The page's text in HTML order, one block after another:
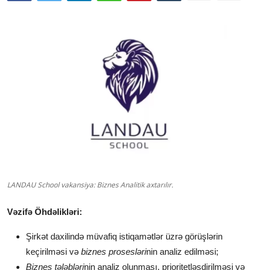
LANDAU School vakansiya: Biznes Analitik axtarılır.
Vəzifə Öhdəlikləri:
Şirkət daxilində müvafiq istiqamətlər üzrə görüşlərin
keçirilməsi və biznes proseslərinin analiz edilməsi;
Biznes tələblərinin analiz olunması, prioritetləşdirilməsi və